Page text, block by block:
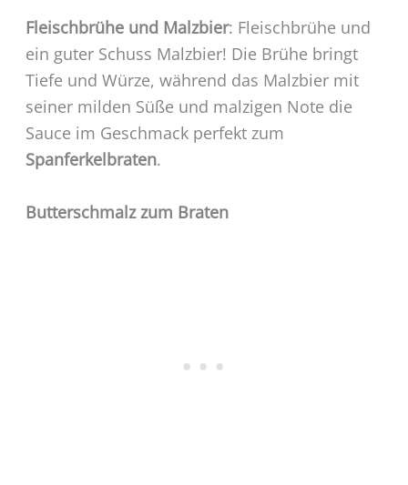
Fleischbrühe und Malzbier: Fleischbrühe und
ein guter Schuss Malzbier! Die Brühe bringt
Tiefe und Würze, während das Malzbier mit
seiner milden Süße und malzigen Note die
Sauce im Geschmack perfekt zum
Spanferkelbraten.
Butterschmalz zum Braten